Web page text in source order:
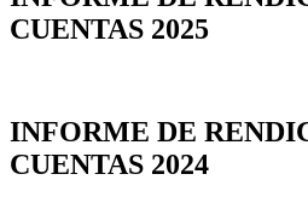
CUENTAS 2025
INFORME DE
CUENTAS 2024